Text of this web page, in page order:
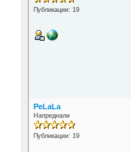
Публикации: 19
PeLaLa
Напреднали
Публикации: 19